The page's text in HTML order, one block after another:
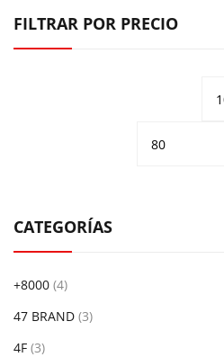
FILTRAR POR PRECIO
CATEGORÍAS
+8000 (4)
47 BRAND (3)
4F (3)